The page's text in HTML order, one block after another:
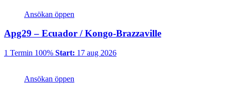
Ansökan öppen
Apg29 – Ecuador / Kongo-Brazzaville
1 Termin 100% Start: 17 aug 2026
Ansökan öppen